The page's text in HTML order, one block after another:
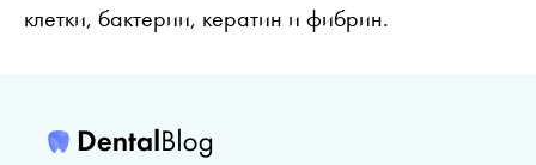
клетки, бактерии, кератин и фибрин.